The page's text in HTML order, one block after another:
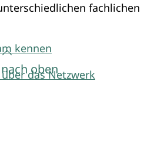
fachlichen
kennen
das Netzwerk
nach oben